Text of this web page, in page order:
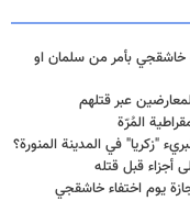
بأمر من سلمان او
عبر قتلهم
المُرّة
"زكريا" في المدينة المنورة؟
قبل قتله
يوم اختفاء خاشقجي